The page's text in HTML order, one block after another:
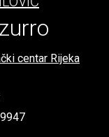
centar Rijeka